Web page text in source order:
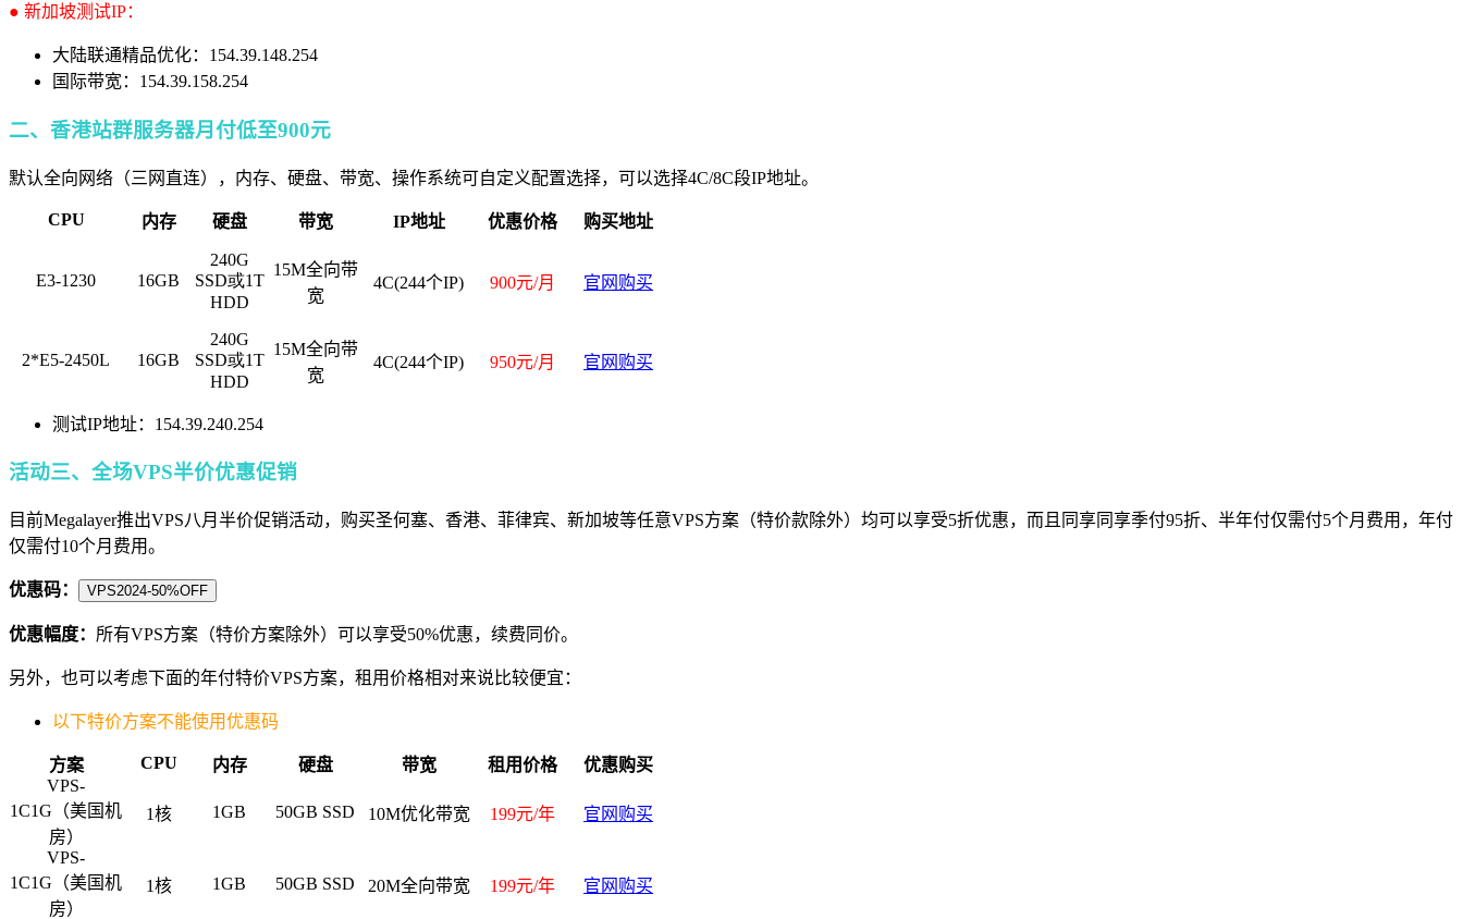
● 新加坡测试IP：
大陆联通精品优化：154.39.148.254
国际带宽：154.39.158.254
二、香港站群服务器月付低至900元
默认全向网络（三网直连），内存、硬盘、带宽、操作系统可自定义配置选择，可以选择4C/8C段IP地址。
CPU 内存 硬盘 带宽 IP地址 优惠价格 购买地址
E3-1230 16GB
240G
SSD或1T
HDD
15M全向带
宽
4C(244个IP) 900元/月 官网购买
2*E5-2450L 16GB
240G
SSD或1T
HDD
15M全向带
宽
4C(244个IP) 950元/月 官网购买
测试IP地址：154.39.240.254
活动三、全场VPS半价优惠促销
目前Megalayer推出VPS八月半价促销活动，购买圣何塞、香港、菲律宾、新加坡等任意VPS方案（特价款除外）均可以享受5折优惠，而且同享同享季付95折、半年付仅需付5个月费用，年付
仅需付10个月费用。
优惠码： VPS2024-50%OFF
优惠幅度： 所有VPS方案（特价方案除外）可以享受50%优惠，续费同价。
另外，也可以考虑下面的年付特价VPS方案，租用价格相对来说比较便宜：
以下特价方案不能使用优惠码
方案 CPU 内存 硬盘 带宽 租用价格
优惠购买
VPS-
1C1G（美国机
房）
1核 1GB 50GB SSD 10M优化带宽 199元/年 官网购买
VPS-
1C1G（美国机
房）
1核 1GB 50GB SSD 20M全向带宽 199元/年 官网购买